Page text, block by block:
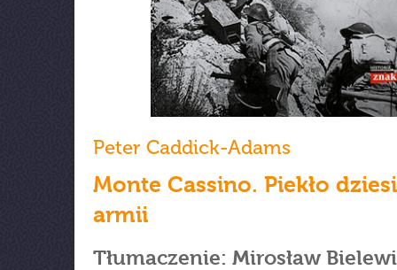
Peter Caddick-Adams
Monte Cassino. Piekło
armii
Tłumaczenie: Mirosław